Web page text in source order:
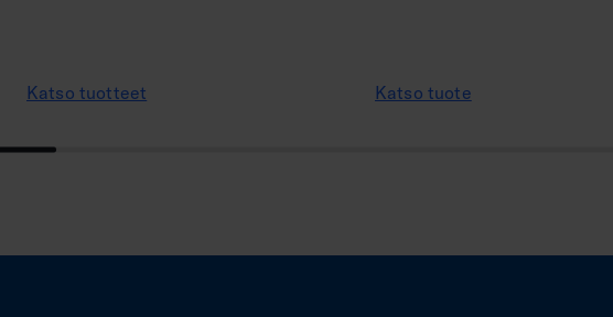
Katso tuotteet Katso tuote